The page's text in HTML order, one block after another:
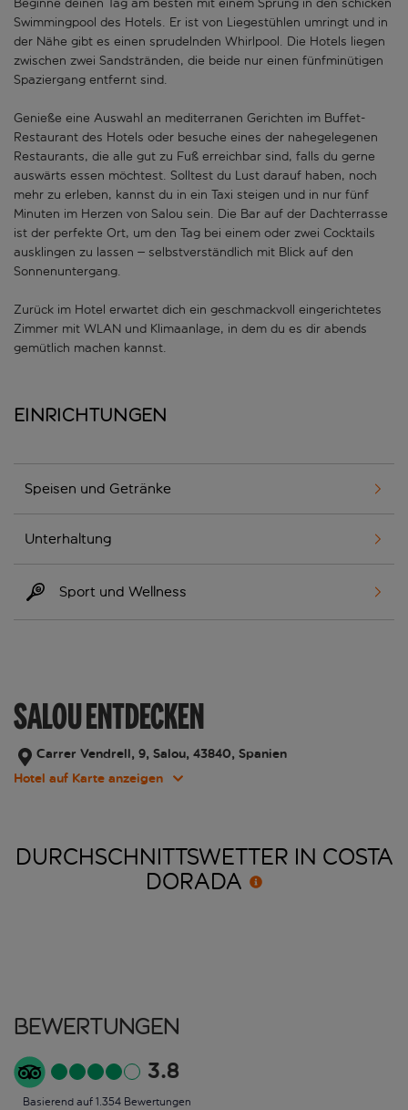
Beginne deinen Tag am besten mit einem Sprung in den schicken
Swimmingpool des Hotels. Er ist von Liegestühlen umringt und in
der Nähe gibt es einen sprudelnden Whirlpool. Die Hotels liegen
zwischen zwei Sandstränden, die beide nur einen fünfminütigen
Spaziergang entfernt sind.
Genieße eine Auswahl an mediterranen Gerichten im Buffet-
Restaurant des Hotels oder besuche eines der nahegelegenen
Restaurants, die alle gut zu Fuß erreichbar sind, falls du gerne
auswärts essen möchtest. Solltest du Lust darauf haben, noch
mehr zu erleben, kannst du in ein Taxi steigen und in nur fünf
Minuten im Herzen von Salou sein. Die Bar auf der Dachterrasse
ist der perfekte Ort, um den Tag bei einem oder zwei Cocktails
ausklingen zu lassen – selbstverständlich mit Blick auf den
Sonnenuntergang.
Zurück im Hotel erwartet dich ein geschmackvoll eingerichtetes
Zimmer mit WLAN und Klimaanlage, in dem du es dir abends
gemütlich machen kannst.
Einrichtungen
Speisen und Getränke
Unterhaltung
Sport und Wellness
SALOU ENTDECKEN
Carrer Vendrell, 9, Salou, 43840, Spanien
Hotel auf Karte anzeigen
DURCHSCHNITTSWETTER IN COSTA
DORADA
Bewertungen
3.8
Basierend auf 1.354 Bewertungen